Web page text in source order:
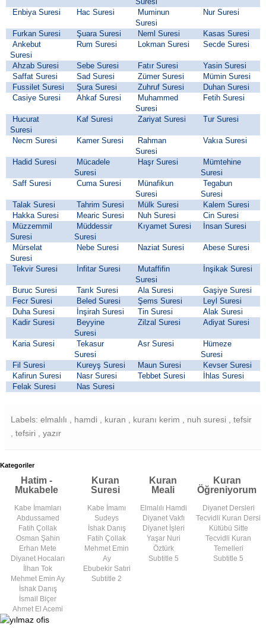
Enbiya Suresi Hac Suresi
Muminun
Suresi
Nur Suresi
Furkan Suresi Şuara Suresi Neml Suresi
Kasas Suresi
Ankebut
Suresi
Rum Suresi Lokman Suresi Secde Suresi
Ahzab Suresi Sebe Suresi Fatır Suresi
Yasin Suresi
Saffat Suresi
Sad Suresi Zümer Suresi
Mümin Suresi
Fussilet Suresi
Şura Suresi Zuhruf Suresi
Duhan Suresi
Casiye Suresi
Ahkaf Suresi
Muhammed
Suresi
Fetih Suresi
Hucurat
Suresi
Kaf Suresi Zariyat Suresi Tur Suresi
Necm Suresi Kamer Suresi
Rahman
Suresi
Vakıa Suresi
Hadid Suresi
Mücadele
Suresi
Haşr Suresi
Mümtehine
Suresi
Saff Suresi
Cuma Suresi
Münafikun
Suresi
Tegabun
Suresi
Talak Suresi
Tahrim Suresi Mülk Suresi
Kalem Suresi
Hakka Suresi
Mearic Suresi Nuh Suresi
Cin Suresi
Müzzemmil
Suresi
Müddessir
Suresi
Kıyamet Suresi İnsan Suresi
Mürselat
Suresi
Nebe Suresi Naziat Suresi Abese Suresi
Tekvir Suresi İnfitar Suresi
Mutaffifin
Suresi
İnşikak Suresi
Buruc Suresi Tarık Suresi Ala Suresi
Gaşiye Suresi
Fecr Suresi
Beled Suresi Şems Suresi
Leyl Suresi
Duha Suresi
İnşirah Suresi Tin Suresi
Alak Suresi
Kadir Suresi
Beyyine
Suresi
Zilzal Suresi Adiyat Suresi
Karia Suresi
Tekasur
Suresi
Asr Suresi
Hümeze
Suresi
Fil Suresi
Kureyş Suresi Maun Suresi
Kevser Suresi
Kafirun Suresi
Nasr Suresi Tebbet Suresi
İhlas Suresi
Felak Suresi
Nas Suresi
Labels: elmalılı , hamdi , kuran , kuranı kerim , nuh suresi , tefsir
, tefsiri , yazır
Kategoriler
Hatim -
Mukabele
Kuran
Suresi
Kuran
Meali
Kuran
Öğreniyorum
Kabe İmamları
Abdussamed
Fatih Çollak
Osman Şahin
Erhan Mete
Diyanet Hocaları
İlhan Tok
Mehmet Emin Ay
İshak Danış
İsmail Biçer
Ahmet El Acemi
Kabe İmamı
Sudeys
İshak Danış
Fatih Çollak
Mehmet Emin
Ay
Ebubekir Satıri
Subtitle 2
Elmalılı Hamdi
Diyanet Vakfı
Diyanet İşleri
Yaşar Nuri
Öztürk
Subtitle 5
Diyanet Dersleri
Tecvidli Kuran Dersi
Kütübü Sitte
Tecvidli Kuran
Temelleri
Subtitle 5